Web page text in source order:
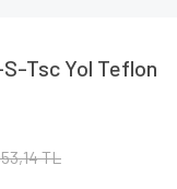
Tsc Yol Teflon
TL